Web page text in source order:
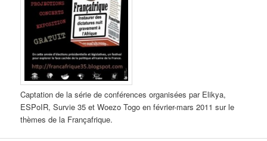
Captation de la série de conférences organisées par Elikya,
ESPoIR, Survie 35 et Woezo Togo en février-mars 2011 sur le
thèmes de la Françafrique.